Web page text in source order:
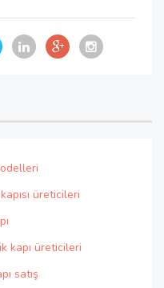
üreticileri
kapı üreticileri
satış